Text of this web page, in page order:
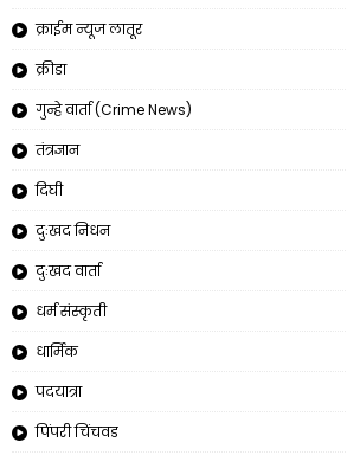
क्राईम न्यूज लातूर
क्रीडा
गुन्हे वार्ता (Crime News)
तंत्रज्ञान
दिघी
दुःखद निधन
दुःखद वार्ता
धर्म संस्कृती
धार्मिक
पदयात्रा
पिंपरी चिंचवड